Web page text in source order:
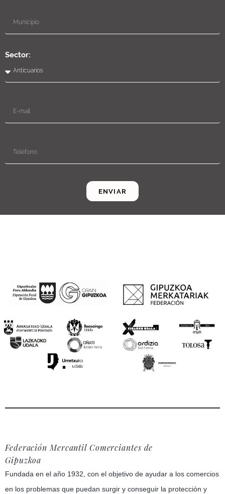
Sector:
ENVIAR
Federación Mercantil Comerciantes de
Gipuzkoa
Fundada en el año 1932, con el objetivo de ayudar a los comercios
en los problemas que puedan surgir y conseguir la protección y